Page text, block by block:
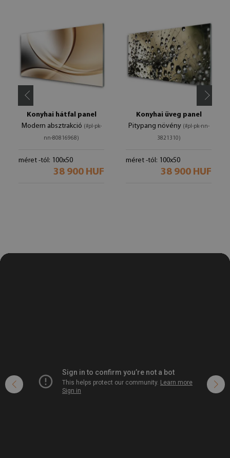
Konyhai hátfal panel
Modern absztrakció (#pl-pk-
nn-80816968)
méret -tól: 100x50
38 900 HUF
Konyhai üveg panel
Pitypang növény (#pl-pk-nn-
3821310)
méret -tól: 100x50
38 900 HUF